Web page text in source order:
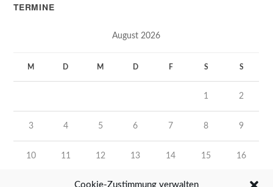
Cookie-Zustimmung verwalten
TERMINE
August 2026
M D M D F S S
1 2
3 4 5 6 7 8 9
10 11 12 13 14 15 16